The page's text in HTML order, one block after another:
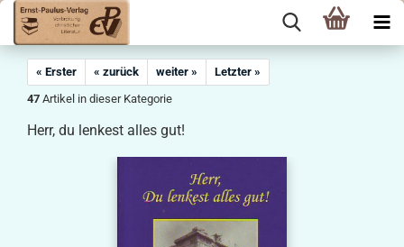
« Erster « zurück weiter »
Letzter »
47 Artikel in dieser Kategorie
Herr, du lenkest alles gut!